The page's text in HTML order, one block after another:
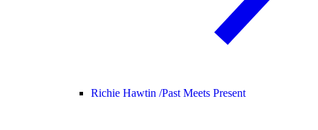
Richie Hawtin /Past Meets Present